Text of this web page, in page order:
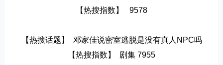
【热搜指数】   9578
【热搜话题】  邓家佳说密室逃脱是没有真人NPC吗
【热搜指数】  剧集 7955